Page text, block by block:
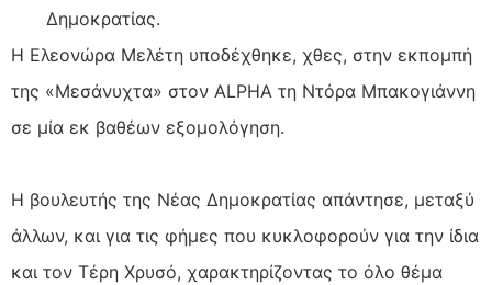
Δημοκρατίας.
Η Ελεονώρα Μελέτη υποδέχθηκε, χθες, στην εκπομπή
της «Μεσάνυχτα» στον ALPHA τη Ντόρα Μπακογιάννη
σε μία εκ βαθέων εξομολόγηση.
Η βουλευτής της Νέας Δημοκρατίας απάντησε, μεταξύ
άλλων, και για τις φήμες που κυκλοφορούν για την ίδια
και τον Τέρη Χρυσό, χαρακτηρίζοντας το όλο θέμα